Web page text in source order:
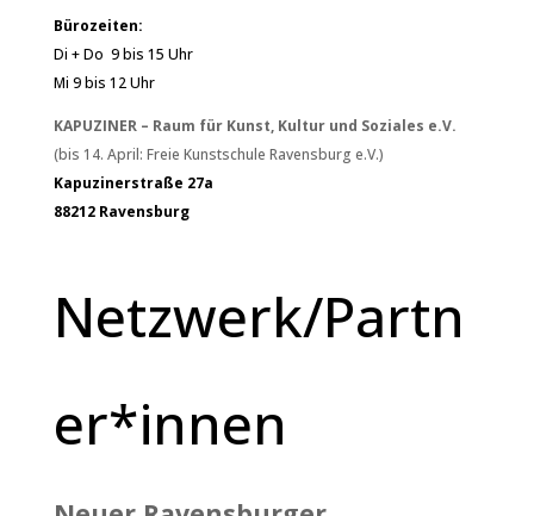
Bürozeiten:
Di + Do 9 bis 15 Uhr
Mi 9 bis 12 Uhr
KAPUZINER – Raum für Kunst, Kultur und Soziales e.V.
(bis 14. April: Freie Kunstschule Ravensburg e.V.)
Kapuzinerstraße 27a
88212 Ravensburg
Netzwerk/Partn
er*innen